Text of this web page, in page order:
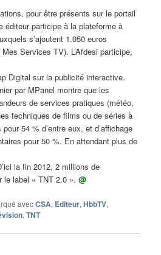
pour être présents sur le portail
éditeur participe à la plateforme à
s’ajoutent 1.050 euros
Mes Services TV). L’Afdesi participe,
Digital sur la publicité interactive.
par MPanel montre que les
de services pratiques (météo,
techniques de films ou de séries à
54 % d’entre eux, et d’affichage
pour 50 %. En attendant plus de
la fin 2012, 2 millions de
le label « TNT 2.0 ».@
avecCSA, Editeur,HbbTV,
,TNT